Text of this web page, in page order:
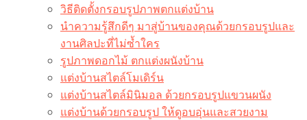
วิธีติดตั้งกรอบรูปภาพตกแต่งบ้าน
นำความรู้สึกดีๆ มาสู่บ้านของคุณด้วยกรอบรูปและ
งานศิลปะที่ไม่ซ้ำใคร
รูปภาพดอกไม้ ตกแต่งผนังบ้าน
แต่งบ้านสไตล์โมเดิร์น
แต่งบ้านสไตล์มินิมอล ด้วยกรอบรูปแขวนผนัง
แต่งบ้านด้วยกรอบรูป ให้ดูอบอุ่นและสวยงาม